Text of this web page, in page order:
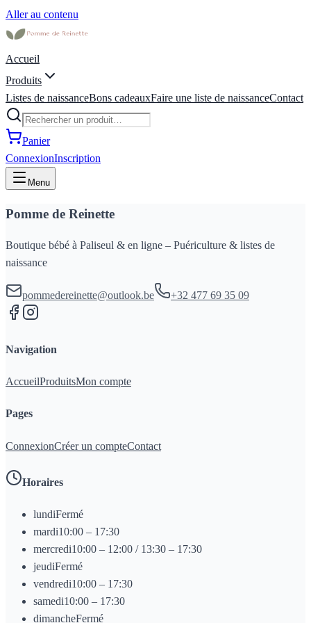
Aller au contenu
Accueil
Produits
Listes de naissanceBons cadeauxFaire une liste de naissanceContact
Panier
ConnexionInscription
Menu
Pomme de Reinette
Boutique bébé à Paliseul & en ligne – Puériculture & listes de
naissance
pommedereinette@outlook.be +32 477 69 35 09
Navigation
AccueilProduitsMon compte
Pages
ConnexionCréer un compteContact
Horaires
lundiFermé
mardi10:00 – 17:30
mercredi10:00 – 12:00 / 13:30 – 17:30
jeudiFermé
vendredi10:00 – 17:30
samedi10:00 – 17:30
dimancheFermé